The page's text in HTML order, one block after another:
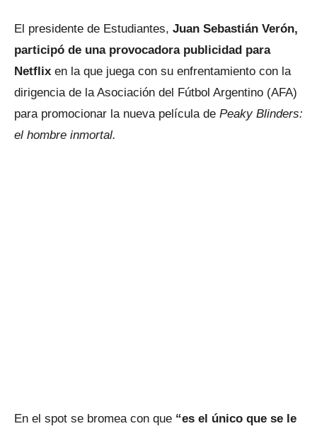
El presidente de Estudiantes, Juan Sebastián Verón,
participó de una provocadora publicidad para
Netflix en la que juega con su enfrentamiento con la
dirigencia de la Asociación del Fútbol Argentino (AFA)
para promocionar la nueva película de Peaky Blinders:
el hombre inmortal.
En el spot se bromea con que “es el único que se le